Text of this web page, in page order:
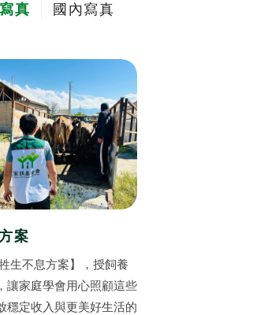
真 國內寫真
案
生不息方案】，授飼養
讓家庭學會用心照顧這些
穩定收入與更美好生活的